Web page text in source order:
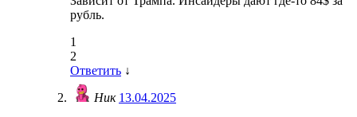
рубль.
1
2
Ответить ↓
Ник 13.04.2025